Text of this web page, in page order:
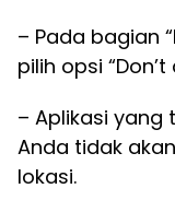
– Pada bagian
pilih opsi
– Aplikasi yang
Anda tidak
lokasi.